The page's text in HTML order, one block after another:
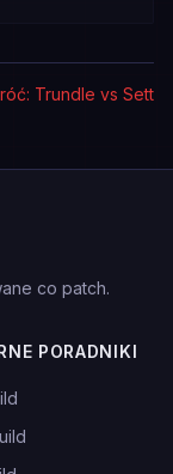
Trundle vs Sett
co patch.
PORADNIKI